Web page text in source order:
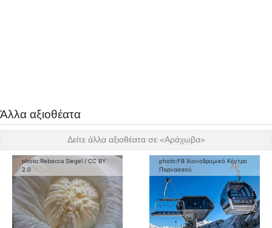
Άλλα αξιοθέατα
Δείτε άλλα αξιοθέατα σε «Αράχωβα»
photo:Rebecca Siegel / CC BY
2.0
photo:FB Χιονοδρομικό Κέντρο
Παρνασσού